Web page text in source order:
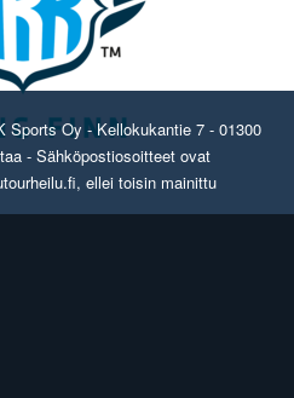
Sports Oy - Kellokukantie 7 - 01300
- Sähköpostiosoitteet ovat
ellei toisin mainittu